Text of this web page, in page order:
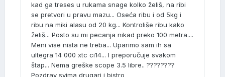
kad ga treses u rukama snage kolko želiš, na ribi
se pretvori u pravu mazu... Oseća ribu i od 5kg i
ribu na miki alasu od 20 kg... Kontroliše ribu kako
želiš... Posto su mi pecanja nikad preko 100 metra....
Meni vise nista ne treba... Uparimo sam ih sa
ultegra 14 000 xtc ci14... I preporučuje svakom
štap... Nema greške scope 3.5 libre.. ????????
Pozdrav svima drugari i bistro